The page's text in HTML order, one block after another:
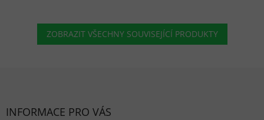
ZOBRAZIT VŠECHNY SOUVISEJÍCÍ PRODUKTY
INFORMACE PRO VÁS